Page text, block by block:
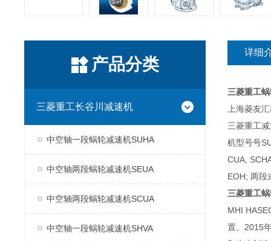
产品分类
三菱重工长谷川减速机
中空轴一段蜗轮减速机SUHA
中空轴两段蜗轮减速机SEUA
中空轴两段蜗轮减速机SCUA
中空轴一段蜗轮减速机SHVA
详细
三菱重工
上海菱友
三菱重工
机型号号
CUA,
EOH; 两段
三菱重工
MHI
置。2015